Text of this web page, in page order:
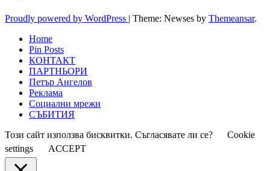
Proudly powered by WordPress | Theme: Newses by Themeansar.
Home
Pin Posts
КОНТАКТ
ПАРТНЬОРИ
Петър Ангелов
Реклама
Социални мрежи
СЪБИТИЯ
Този сайт използва бисквитки. Съгласявате ли се?
Cookie
settings
ACCEPT